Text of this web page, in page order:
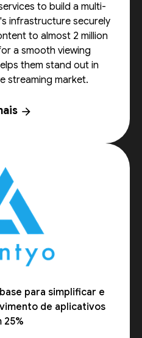
to build a multi-
infrastructure securely
to almost 2 million
a smooth viewing
them stand out in
streaming market.
arrow_forward
para simplificar e
de aplicativos
25%